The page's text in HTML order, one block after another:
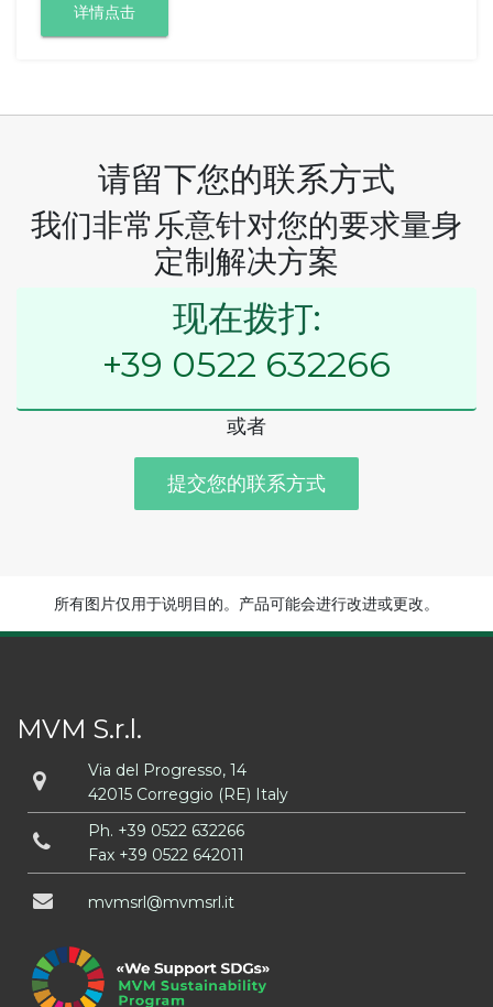
详情点击
请留下您的联系方式
我们非常乐意针对您的要求量身
定制解决方案
现在拨打:
+39 0522 632266
或者
提交您的联系方式
所有图片仅用于说明目的。产品可能会进行改进或更改。
MVM S.r.l.
Via del Progresso, 14
42015 Correggio (RE) Italy
Ph. +39 0522 632266
Fax +39 0522 642011
mvmsrl mvmsrl it